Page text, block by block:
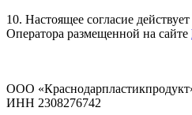
10. Настоящее согласие
Оператора размещенной на сайте
ООО
ИНН 2308276742